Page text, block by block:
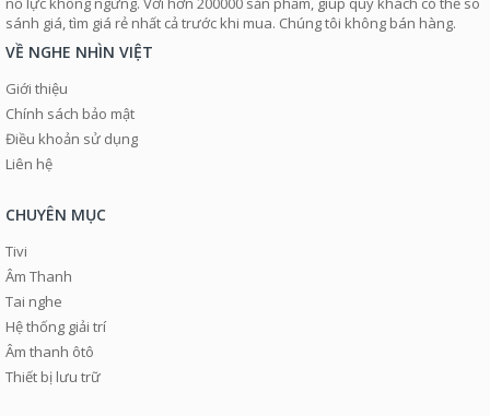
sánh giá, tìm giá rẻ nhất cả trước khi mua. Chúng tôi không bán hàng.
VỀ NGHE NHÌN VIỆT
Giới thiệu
Chính sách bảo mật
Điều khoản sử dụng
Liên hệ
CHUYÊN MỤC
Tivi
Âm Thanh
Tai nghe
Hệ thống giải trí
Âm thanh ôtô
Thiết bị lưu trữ